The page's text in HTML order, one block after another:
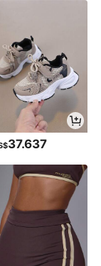
37.637